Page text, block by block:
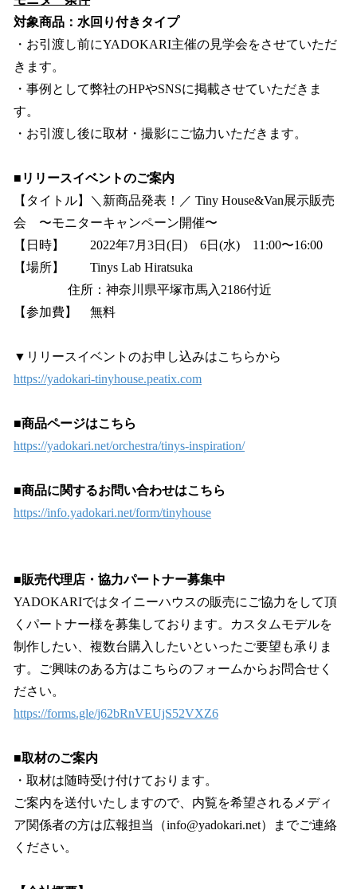
対象商品：水回り付きタイプ
・お引渡し前にYADOKARI主催の見学会をさせていただ
きます。
・事例として弊社のHPやSNSに掲載させていただきま
す。
・お引渡し後に取材・撮影にご協力いただきます。
■リリースイベントのご案内
【タイトル】＼新商品発表！／ Tiny House&Van展示販売
会 〜モニターキャンペーン開催〜
【日時】 2022年7月3日(日) 6日(水) 11:00〜16:00
【場所】 Tinys Lab Hiratsuka
住所：神奈川県平塚市馬入2186付近
【参加費】 無料
▼リリースイベントのお申し込みはこちらから
https://yadokari-tinyhouse.peatix.com
■商品ページはこちら
https://yadokari.net/orchestra/tinys-inspiration/
■商品に関するお問い合わせはこちら
https://info.yadokari.net/form/tinyhouse
■販売代理店・協力パートナー募集中
YADOKARIではタイニーハウスの販売にご協力をして頂
くパートナー様を募集しております。カスタムモデルを
制作したい、複数台購入したいといったご要望も承りま
す。ご興味のある方はこちらのフォームからお問合せく
ださい。
https://forms.gle/j62bRnVEUjS52VXZ6
■取材のご案内
・取材は随時受け付けております。
ご案内を送付いたしますので、内覧を希望されるメディ
ア関係者の方は広報担当（info@yadokari.net）までご連絡
ください。